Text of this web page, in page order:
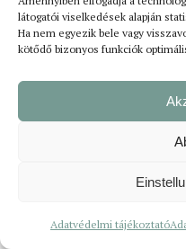
látogatói viselkedések alapján
Ha nem egyezik bele vagy
kötődő bizonyos funkciók
Adatvédelmi tájékoztató
Korábbi